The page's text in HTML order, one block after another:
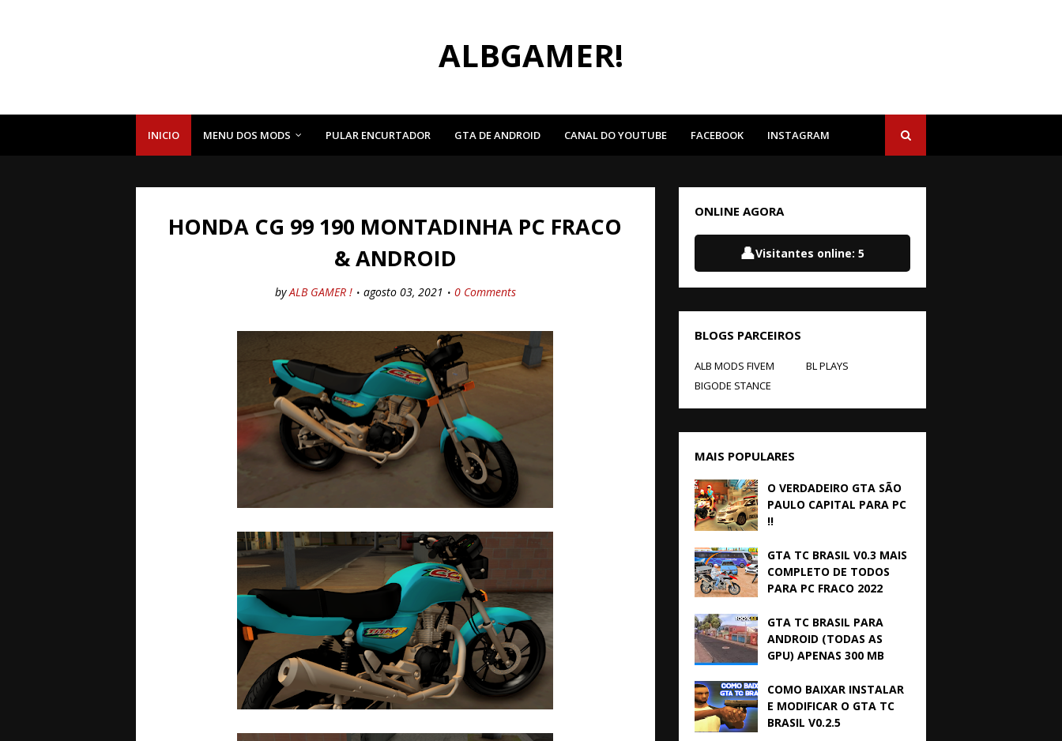
ALBGAMER!
INICIO MENU DOS MODS PULAR ENCURTADOR GTA DE ANDROID CANAL DO YOUTUBE FACEBOOK INSTAGRAM
HONDA CG 99 190 MONTADINHA PC FRACO
& ANDROID
by ALB GAMER ! agosto 03, 2021 0 Comments
ONLINE AGORA
👤Visitantes online:5
BLOGS PARCEIROS
ALB MODS FIVEM
BL PLAYS
BIGODE STANCE
MAIS POPULARES
O VERDADEIRO GTA SÃO
PAULO CAPITAL PARA PC
!!
GTA TC BRASIL V0.3 MAIS
COMPLETO DE TODOS
PARA PC FRACO 2022
GTA TC BRASIL PARA
ANDROID (TODAS AS
GPU) APENAS 300 MB
COMO BAIXAR INSTALAR
E MODIFICAR O GTA TC
BRASIL V0.2.5